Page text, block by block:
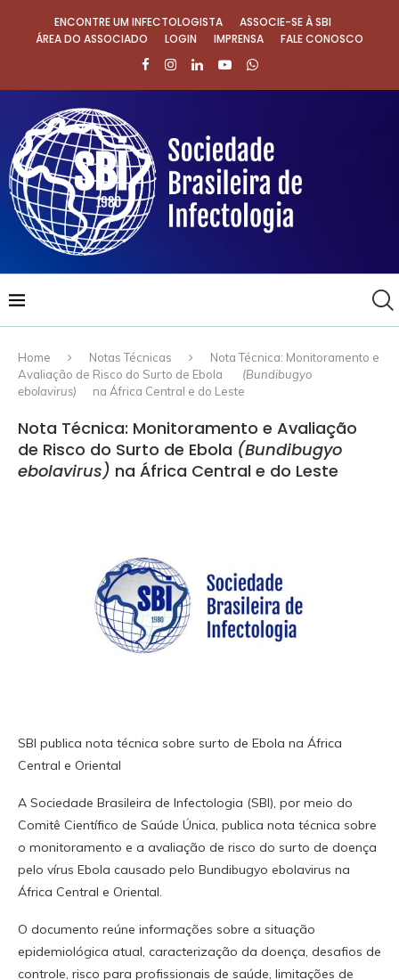
ENCONTRE UM INFECTOLOGISTA
ASSOCIE-SE À SBI
ÁREA DO ASSOCIADO
LOGIN IMPRENSA FALE CONOSCO
Home Notas Técnicas
Nota Técnica: Monitoramento e
Avaliação de Risco do Surto de Ebola
(Bundibugyo
ebolavirus)
na África Central e do Leste
Nota Técnica: Monitoramento e Avaliação
de Risco do Surto de Ebola (Bundibugyo
ebolavirus) na África Central e do Leste
SBI publica nota técnica sobre surto de Ebola na África
Central e Oriental
A Sociedade Brasileira de Infectologia (SBI), por meio do
Comitê Científico de Saúde Única, publica nota técnica sobre
o monitoramento e a avaliação de risco do surto de doença
pelo vírus Ebola causado pelo Bundibugyo ebolavirus na
África Central e Oriental.
O documento reúne informações sobre a situação
epidemiológica atual, caracterização da doença, desafios de
controle, risco para profissionais de saúde, limitações de